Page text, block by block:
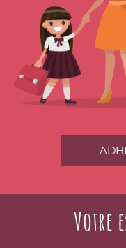
Votre